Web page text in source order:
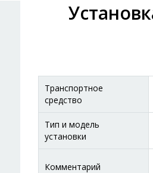
Транспортное
средство
Тип и модель
установки
Комментарий